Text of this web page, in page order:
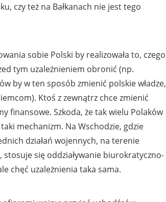
czy też na Bałkanach nie jest tego
sobie Polski by realizowała to, czego
tym uzależnieniem obronić (np.
by w ten sposób zmienić polskie władze,
Ktoś z zewnątrz chce zmienić
finansowe. Szkoda, że tak wielu Polaków
mechanizm. Na Wschodzie, gdzie
działań wojennych, na terenie
stosuje się oddziaływanie biurokratyczno-
chęć uzależnienia taka sama.